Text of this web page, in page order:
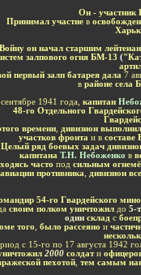
Он - участник
Принимал участие в
Войну он начал старшим
залпового огня БМ-13 (
первый залп батарея дала 7
в районе села
1941 года, капитан
48-го Отдельного
времени
дивизион
участков фронта и всоставе
Целый ряд боевых задач
капитана Т.Н. Небоженко в
часто под сильным
авиации противника
дивизион
54-го Гвардейского
своим полком уничтожилдо 5-
один склад с
того
было рассеяно и
с 15-го по 17 августа 1942
2000солдати
пехотой тем самым